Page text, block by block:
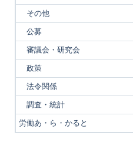
その他
公募
審議会・研究会
政策
法令関係
調査・統計
労働あ・ら・かると